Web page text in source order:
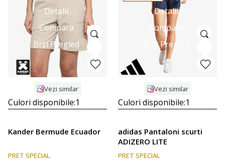
Detalii
Compara
Brzi Pregled
Vezi similar
Culori disponibile:1
Kander Bermude Ecuador
PRET SPECIAL
Detalii
Compara
Brzi Pregled
Vezi similar
Culori disponibile:1
adidas Pantaloni scurti
ADIZERO LITE
PRET SPECIAL